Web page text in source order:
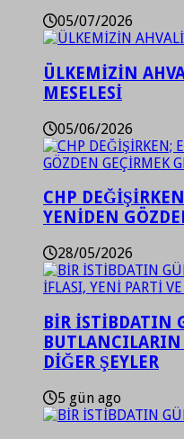
05/07/2026
ÜLKEMİZİN
MESELESİ
05/06/2026
CHP
YENİDEN
28/05/2026
BİR İSTİBDATIN
BUTLANCILARIN
DİĞER ŞEYLER
5 gün ago